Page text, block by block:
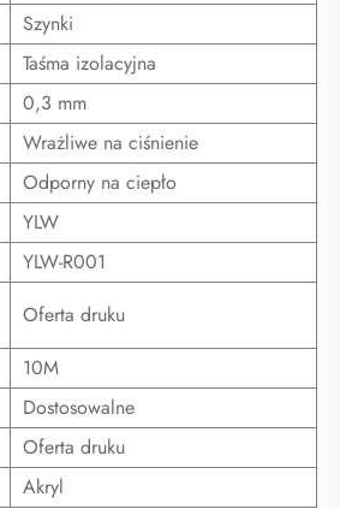
Szynki
Taśma izolacyjna
0,3 mm
Wrażliwe na ciśnienie
Odporny na ciepło
YLW
YLW-R001
Oferta druku
10M
Dostosowalne
Oferta druku
Akryl